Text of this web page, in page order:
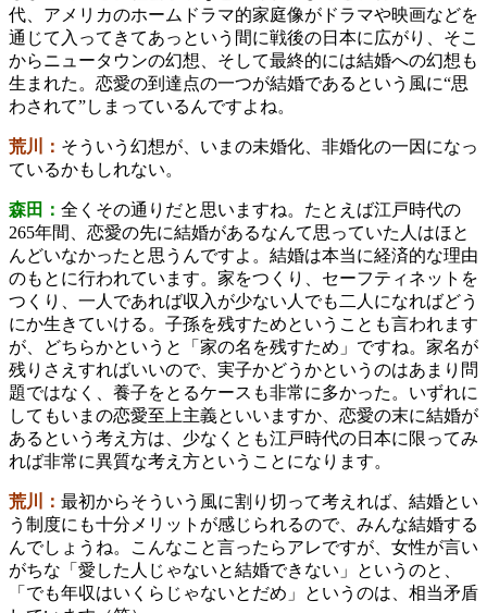
代、アメリカのホームドラマ的家庭像がドラマや映画などを
通じて入ってきてあっという間に戦後の日本に広がり、そこ
からニュータウンの幻想、そして最終的には結婚への幻想も
生まれた。恋愛の到達点の一つが結婚であるという風に“思
わされて”しまっているんですよね。
荒川： そういう幻想が、いまの未婚化、非婚化の一因になっ
ているかもしれない。
森田： 全くその通りだと思いますね。たとえば江戸時代の
265年間、恋愛の先に結婚があるなんて思っていた人はほと
んどいなかったと思うんですよ。結婚は本当に経済的な理由
のもとに行われています。家をつくり、セーフティネットを
つくり、一人であれば収入が少ない人でも二人になればどう
にか生きていける。子孫を残すためということも言われます
が、どちらかというと「家の名を残すため」ですね。家名が
残りさえすればいいので、実子かどうかというのはあまり問
題ではなく、養子をとるケースも非常に多かった。いずれに
してもいまの恋愛至上主義といいますか、恋愛の末に結婚が
あるという考え方は、少なくとも江戸時代の日本に限ってみ
れば非常に異質な考え方ということになります。
荒川： 最初からそういう風に割り切って考えれば、結婚とい
う制度にも十分メリットが感じられるので、みんな結婚する
んでしょうね。こんなこと言ったらアレですが、女性が言い
がちな「愛した人じゃないと結婚できない」というのと、
「でも年収はいくらじゃないとだめ」というのは、相当矛盾